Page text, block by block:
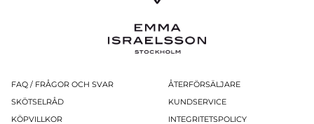
FAQ / FRÅGOR OCH SVAR
SKÖTSELRÅD
KÖPVILLKOR
ÅTERFÖRSÄLJARE
KUNDSERVICE
INTEGRITETSPOLICY